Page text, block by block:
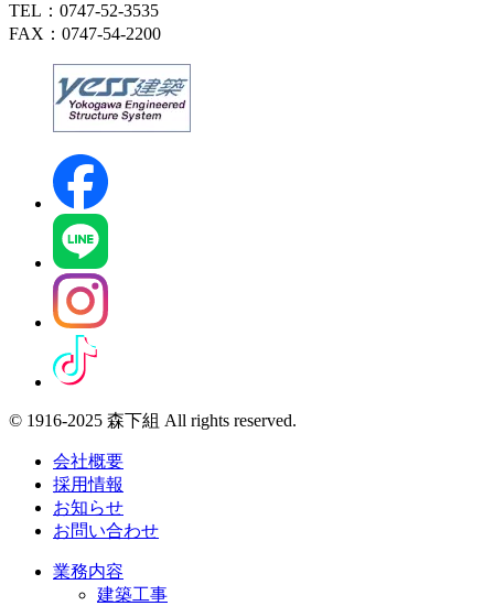
TEL：0747-52-3535
FAX：0747-54-2200
© 1916-2025 森下組 All rights reserved.
会社概要
採用情報
お知らせ
お問い合わせ
業務内容
建築工事